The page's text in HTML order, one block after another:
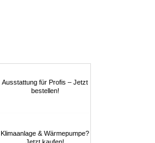
Ausstattung für Profis – Jetzt
bestellen!
Klimaanlage & Wärmepumpe?
Jetzt kaufen!